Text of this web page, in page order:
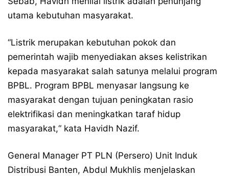
utama kebutuhan masyarakat.
“Listrik merupakan kebutuhan pokok dan
pemerintah wajib menyediakan akses kelistrikan
kepada masyarakat salah satunya melalui program
BPBL. Program BPBL menyasar langsung ke
masyarakat dengan tujuan peningkatan rasio
elektrifikasi dan meningkatkan taraf hidup
masyarakat,“ kata Havidh Nazif.
General Manager PT PLN (Persero) Unit Induk
Distribusi Banten, Abdul Mukhlis menjelaskan